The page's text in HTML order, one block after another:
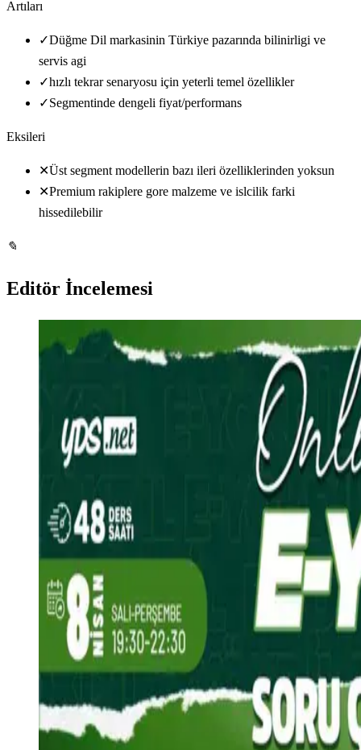
Artıları
✓Düğme Dil markasinin Türkiye pazarında bilinirligi ve
servis agi
✓hızlı tekrar senaryosu için yeterli temel özellikler
✓Segmentinde dengeli fiyat/performans
Eksileri
✕Üst segment modellerin bazı ileri özelliklerinden yoksun
✕Premium rakiplere gore malzeme ve islcilik farki
hissedilebilir
✎
Editör İncelemesi